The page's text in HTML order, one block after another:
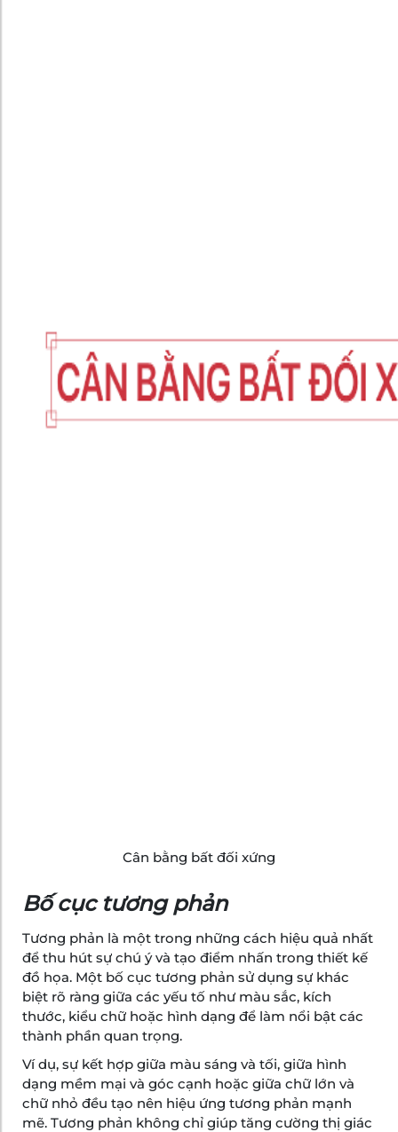
Cân bằng bất đối xứng
Bố cục tương phản
Tương phản là một trong những cách hiệu quả nhất
để thu hút sự chú ý và tạo điểm nhấn trong thiết kế
đồ họa. Một bố cục tương phản sử dụng sự khác
biệt rõ ràng giữa các yếu tố như màu sắc, kích
thước, kiểu chữ hoặc hình dạng để làm nổi bật các
thành phần quan trọng.
Ví dụ, sự kết hợp giữa màu sáng và tối, giữa hình
dạng mềm mại và góc cạnh hoặc giữa chữ lớn và
chữ nhỏ đều tạo nên hiệu ứng tương phản mạnh
mẽ. Tương phản không chỉ giúp tăng cường thị giác